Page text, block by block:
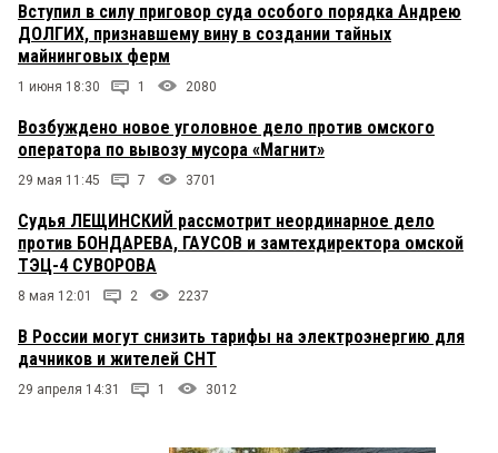
Вступил в силу приговор суда особого порядка Андрею
ДОЛГИХ, признавшему вину в создании тайных
майнинговых ферм
1 июня 18:30 1 2080
Возбуждено новое уголовное дело против омского
оператора по вывозу мусора «Магнит»
29 мая 11:45 7 3701
Судья ЛЕЩИНСКИЙ рассмотрит неординарное дело
против БОНДАРЕВА, ГАУСОВ и замтехдиректора омской
ТЭЦ-4 СУВОРОВА
8 мая 12:01 2 2237
В России могут снизить тарифы на электроэнергию для
дачников и жителей СНТ
29 апреля 14:31 1 3012